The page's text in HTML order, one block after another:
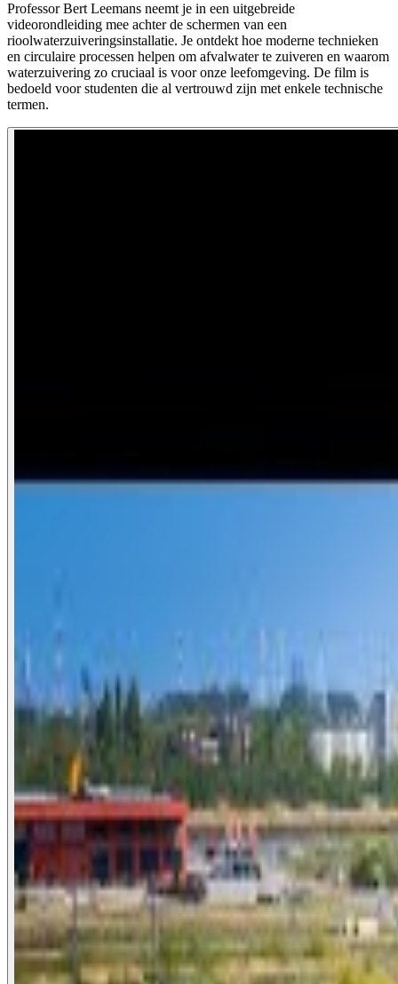
Professor Bert Leemans neemt je in een uitgebreide
videorondleiding mee achter de schermen van een
rioolwaterzuiveringsinstallatie. Je ontdekt hoe moderne technieken
en circulaire processen helpen om afvalwater te zuiveren en waarom
waterzuivering zo cruciaal is voor onze leefomgeving. De film is
bedoeld voor studenten die al vertrouwd zijn met enkele technische
termen.